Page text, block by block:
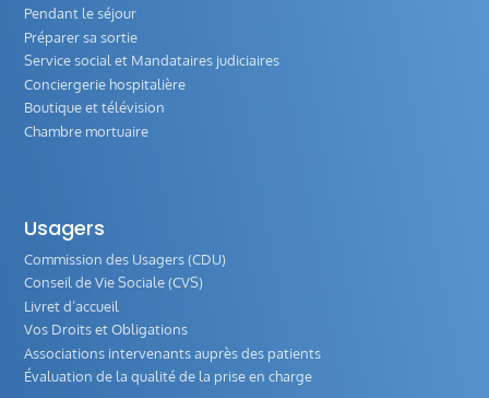
Pendant le séjour
Préparer sa sortie
Service social et Mandataires judiciaires
Conciergerie hospitalière
Boutique et télévision
Chambre mortuaire
Usagers
Commission des Usagers (CDU)
Conseil de Vie Sociale (CVS)
Livret d’accueil
Vos Droits et Obligations
Associations intervenants auprès des patients
Évaluation de la qualité de la prise en charge